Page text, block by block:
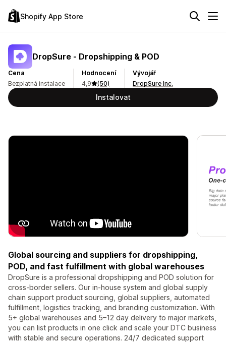
Shopify App Store
DropSure ‑ Dropshipping & POD
Cena
Bezplatná instalace
Hodnocení
4,9
(50)
Vývojář
DropSure Inc.
Instalovat
Global sourcing and suppliers for dropshipping,
POD, and fast fulfillment with global warehouses
DropSure is a professional dropshipping and POD solution for
cross-border sellers. Our in-house system and global supply
chain support product sourcing, global suppliers, automated
fulfillment, logistics tracking, and branding customization. With
5+ global warehouses and 5–12 day delivery to major markets,
you can list products in one click and scale your DTC business
with stable and secure operations. 24/7 dedicated support